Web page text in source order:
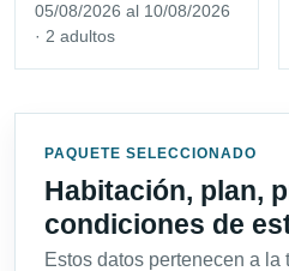
05/08/2026 al 10/08/2026
· 2 adultos
PAQUETE SELECCIONADO
Habitación, plan,
condiciones de
Estos datos pertenecen a la